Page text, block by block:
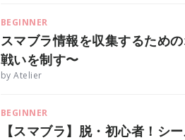
BEGINNER
スマブラ情報を収集するため
戦いを制す〜
by Atelier
BEGINNER
【スマブラ】脱・初心者！シ